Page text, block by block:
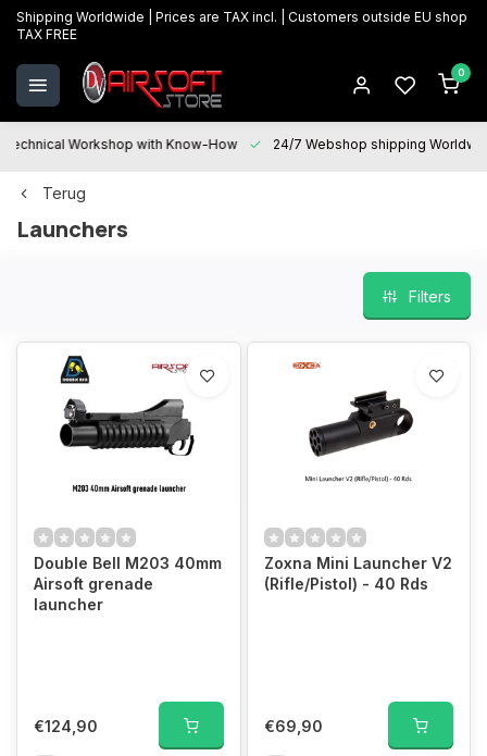
Shipping Worldwide | Prices are TAX incl. | Customers outside EU shop
TAX FREE
0
Technical Workshop with Know-How 24/7 Webshop shipping
Terug
Launchers
Filters
Double Bell M203 40mm
Airsoft grenade
launcher
€124,90
Zoxna Mini Launcher V2
(Rifle/Pistol) - 40 Rds
€69,90